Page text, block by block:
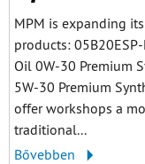
MPM is expanding
products:
Oil 0W-30 Premium
5W-30 Premium
offer workshops a
traditional...
Bővebben